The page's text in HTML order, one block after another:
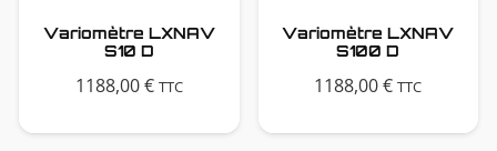
Variomètre LXNAV
S10 D
1188,00€ TTC
Variomètre LXNAV
S100 D
1188,00€ TTC